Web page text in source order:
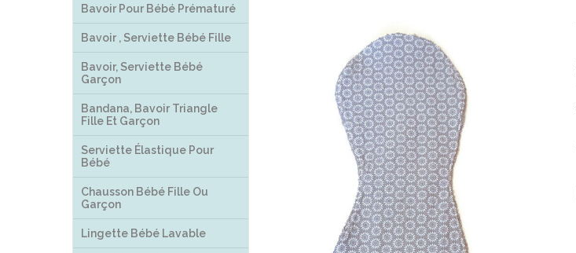
Bavoir Pour Bébé Prématuré
Bavoir , Serviette Bébé Fille
Bavoir, Serviette Bébé
Garçon
Bandana, Bavoir Triangle
Fille Et Garçon
Serviette Élastique Pour
Bébé
Chausson Bébé Fille Ou
Garçon
Lingette Bébé Lavable